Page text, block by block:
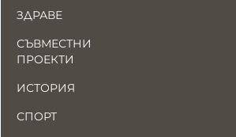
ЗДРАВЕ
СЪВМЕСТНИ
ПРОЕКТИ
ИСТОРИЯ
СПОРТ